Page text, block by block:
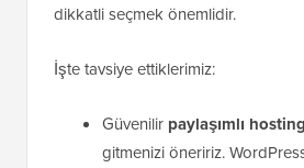
dikkatli seçmek önemlidir.
İşte tavsiye ettiklerimiz:
Güvenilir paylaşımlı hosting
gitmenizi öneririz.